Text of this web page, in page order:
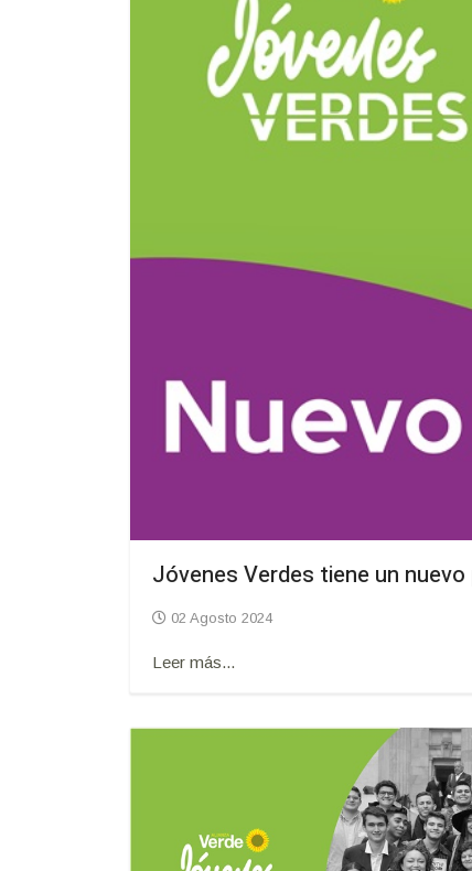
Jóvenes Verdes tiene un
02 Agosto 2024
Leer más...